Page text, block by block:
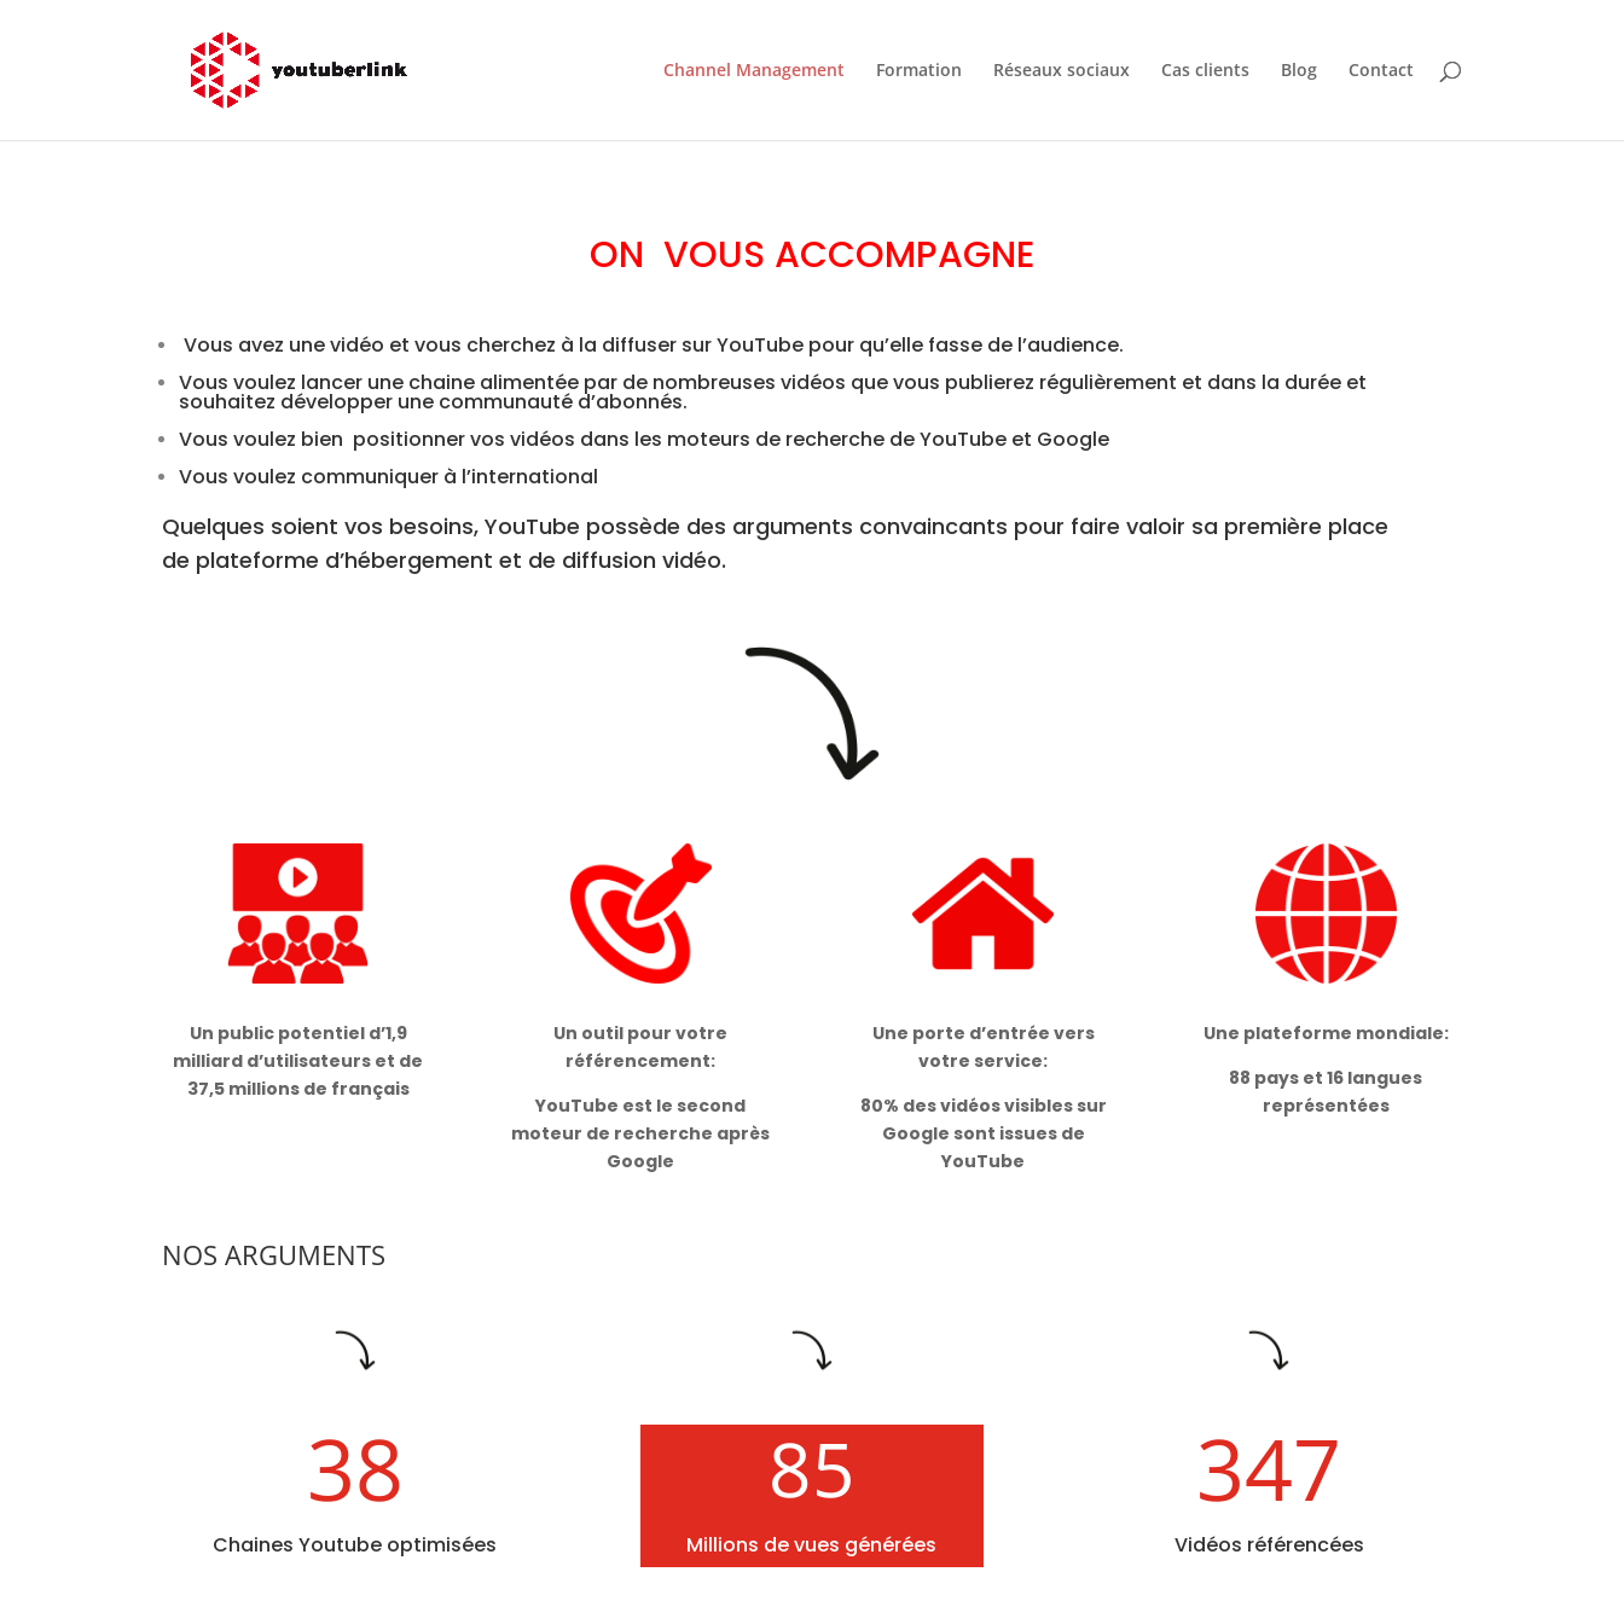
Channel Management Formation Réseaux sociaux Cas clients Blog Contact
ON VOUS ACCOMPAGNE
Vous avez une vidéo et vous cherchez à la diffuser sur YouTube pour qu’elle fasse de l’audience.
Vous voulez lancer une chaine alimentée par de nombreuses vidéos que vous publierez régulièrement et dans la durée et
souhaitez développer une communauté d’abonnés.
Vous voulez bien positionner vos vidéos dans les moteurs de recherche de YouTube et Google
Vous voulez communiquer à l’international
Quelques soient vos besoins, YouTube possède des arguments convaincants pour faire valoir sa première place
de plateforme d’hébergement et de diffusion vidéo.
Un public potentiel d’1,9
milliard d’utilisateurs et de
37,5 millions de français
Un outil pour votre
référencement:
YouTube est le second
moteur de recherche après
Google
Une porte d’entrée vers
votre service:
80% des vidéos visibles sur
Google sont issues de
YouTube
Une plateforme mondiale:
88 pays et 16 langues
représentées
NOS ARGUMENTS
38
Chaines Youtube optimisées
85
Millions de vues générées
347
Vidéos référencées